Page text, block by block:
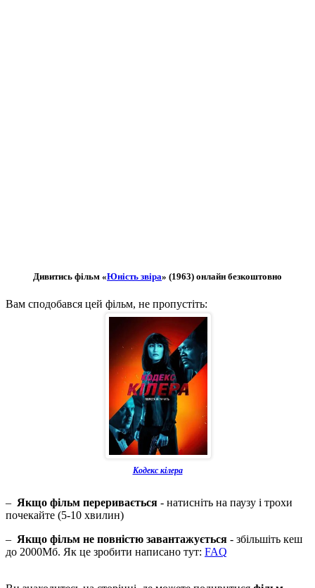
Дивитись фільм «Юність звіра» (1963) онлайн безкоштовно
Вам сподобався цей фільм, не пропустіть:
Кодекс кілера
– Якщо фільм переривається - натисніть на паузу і трохи
почекайте (5-10 хвилин)
– Якщо фільм не повністю завантажується - збільшіть кеш
до 2000Мб. Як це зробити написано тут: FAQ